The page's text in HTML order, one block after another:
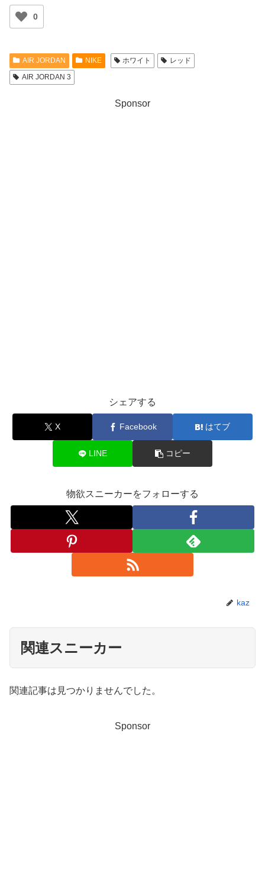
0
AIR JORDAN NIKE ホワイト
レッド
AIR JORDAN 3
Sponsor
シェアする
X Facebook はてブ
LINE コピー
物欲スニーカーをフォローする
kaz
関連スニーカー
関連記事は見つかりませんでした。
Sponsor